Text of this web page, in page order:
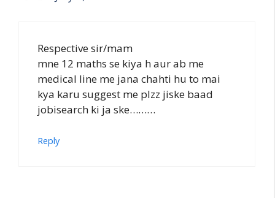
Respective sir/mam
mne 12 maths se kiya h aur ab me
medical line me jana chahti hu to mai
kya karu suggest me plzz jiske baad
jobisearch ki ja ske………
Reply